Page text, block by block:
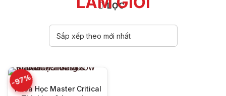
LỌC
-97%
Khóa Học Master Critical